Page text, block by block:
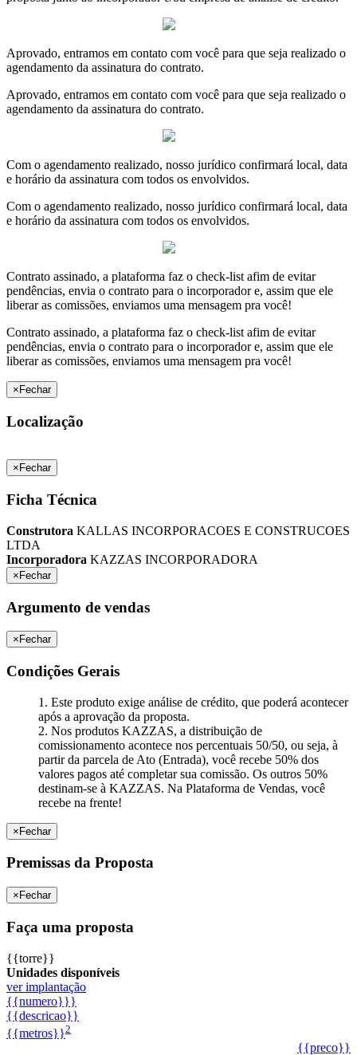
Aprovado, entramos em contato com você para que seja realizado o
agendamento da assinatura do contrato.
Aprovado, entramos em contato com você para que seja realizado o
agendamento da assinatura do contrato.
Com o agendamento realizado, nosso jurídico confirmará local, data
e horário da assinatura com todos os envolvidos.
Com o agendamento realizado, nosso jurídico confirmará local, data
e horário da assinatura com todos os envolvidos.
Contrato assinado, a plataforma faz o check-list afim de evitar
pendências, envia o contrato para o incorporador e, assim que ele
liberar as comissões, enviamos uma mensagem pra você!
Contrato assinado, a plataforma faz o check-list afim de evitar
pendências, envia o contrato para o incorporador e, assim que ele
liberar as comissões, enviamos uma mensagem pra você!
× Fechar
Localização
× Fechar
Ficha Técnica
Construtora KALLAS INCORPORACOES E CONSTRUCOES
LTDA
Incorporadora KAZZAS INCORPORADORA
× Fechar
Argumento de vendas
× Fechar
Condições Gerais
1. Este produto exige análise de crédito, que poderá acontecer
após a aprovação da proposta.
2. Nos produtos KAZZAS, a distribuição de
comissionamento acontece nos percentuais 50/50, ou seja, à
partir da parcela de Ato (Entrada), você recebe 50% dos
valores pagos até completar sua comissão. Os outros 50%
destinam-se à KAZZAS. Na Plataforma de Vendas, você
recebe na frente!
× Fechar
Premissas da Proposta
× Fechar
Faça uma proposta
{{torre}}
Unidades disponíveis
ver implantação
{{numero}}}
{{descricao}}
{{metros}}2
{{preco}}